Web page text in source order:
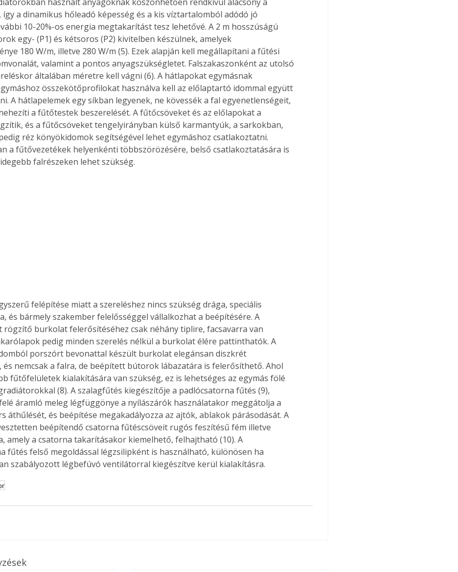
egyedi
vagy
is
Bárhol,
élve
az
A
így a dinamikus hőleadó képesség és a kis víztartalomból adódó jó
10-20%-os energia megtakarítást tesz lehetővé. A 2 m hosszúságú
egy- (P1) és kétsoros (P2) kivitelben készülnek, amelyek
180 W/m, illetve 280 W/m (5). Ezek alapján kell megállapítani a fűtési
valamint a pontos anyagszükségletet. Falszakaszonként az utolsó
általában méretre kell vágni (6). A hátlapokat egymásnak
összekötőprofilokat használva kell az előlaptartó idommal együtt
A hátlapelemek egy síkban legyenek, ne kövessék a fal egyenetlenségeit,
a fűtőtestek beszerelését. A fűtőcsöveket és az előlapokat a
és a fűtőcsöveket tengelyirányban külső karmantyúk, a sarkokban,
réz könyökidomok segítségével lehet egymáshoz csatlakoztatni.
a fűtővezetékek helyenkénti többszörözésére, belső csatlakoztatására is
falrészeken lehet szükség.
felépítése miatt a szereléshez nincs szükség drága, speciális
és bármely szakember felelősséggel vállalkozhat a beépítésére. A
rögzítő burkolat felerősítéséhez csak néhány tiplire, facsavarra van
pedig minden szerelés nélkül a burkolat élére pattinthatók. A
porszórt bevonattal készült burkolat elegánsan diszkrét
és nemcsak a falra, de beépített bútorok lábazatára is felerősíthető. Ahol
fűtőfelületek kialakítására van szükség, ez is lehetséges az egymás fölé
(8). A szalagfűtés kiegészítője a padlócsatorna fűtés (9),
áramló meleg légfüggönye a nyílászárók használatakor meggátolja a
áthűlését, és beépítése megakadályozza az ajtók, ablakok párásodását. A
beépítendő csatorna fűtéscsöveit rugós feszítésű fém illetve
amely a csatorna takarításakor kiemelhető, felhajtható (10). A
fűtés felső megoldással légzsilipként is használható, különösen ha
szabályozott légbefúvó ventilátorral kiegészítve kerül kialakításra.